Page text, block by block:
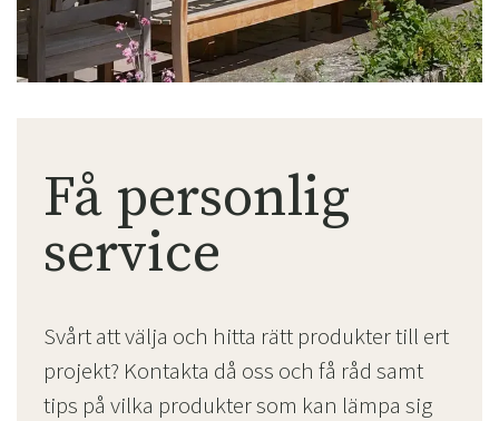
Få personlig
service
Svårt att välja och hitta rätt produkter till ert
projekt? Kontakta då oss och få råd samt
tips på vilka produkter som kan lämpa sig